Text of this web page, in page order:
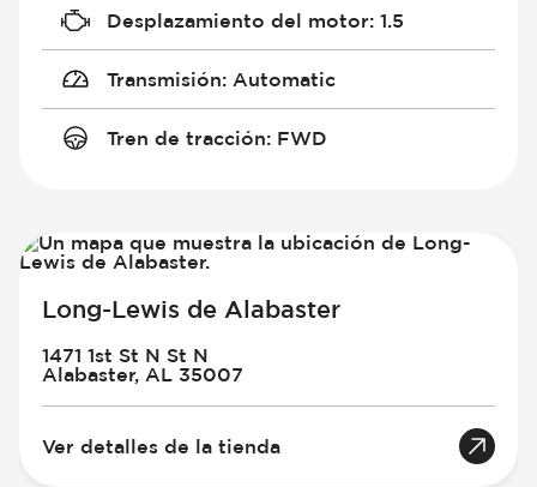
Desplazamiento del motor: 1.5
Transmisión: Automatic
Tren de tracción: FWD
Long-Lewis de Alabaster
1471 1st St N St N
Alabaster, AL 35007
Ver detalles de la tienda